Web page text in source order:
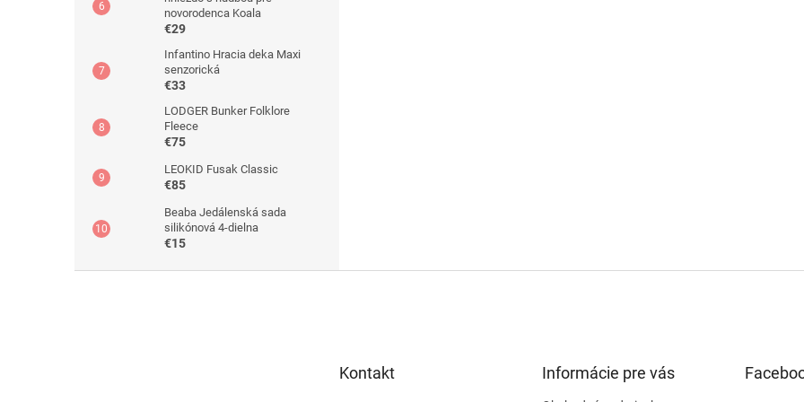
novorodenca Koala
€29
Infantino Hracia deka Maxi
senzorická
€33
LODGER Bunker Folklore
Fleece
€75
LEOKID Fusak Classic
€85
Beaba Jedálenská sada
silikónová 4-dielna
€15
Kontakt Informácie pre vás